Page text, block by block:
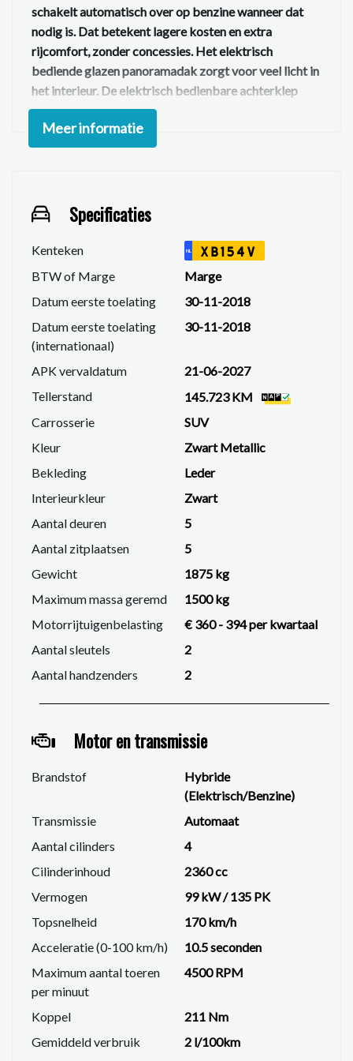
schakelt automatisch over op benzine wanneer dat
nodig is. Dat betekent lagere kosten en extra
rijcomfort, zonder concessies. Het elektrisch
bediende glazen panoramadak zorgt voor veel licht in
het interieur. De elektrisch bedienbare achterklep
maakt laden eenvoudig. Het lederen interieur geeft de
auto een luxe uitstraling. Bestuurder en bijrijder zitten
comfortabel dankzij de verwarmbare voorstoelen.
Plug-in hybride aandrijving
Elektrisch bediend glazen panoramadak
Elektrisch bedienbare achterklep
Verwarmbare voorstoelen
18 inch lichtmetalen velgen
LED koplampen en LED-achterlichten
Donker getint glas achter
In delen neerklapbare achterbank
Comfort & technologie
Navigatiesysteem
Audiosysteem met DAB
Bediening via het stuur
Regensensor
Automatisch dimmende binnenspiegel
Schakelpaddles aan het stuur
Veiligheid
Lane keeping assist
Forward collision warning
Brake assist
Isofix-aansluitingen
Onderhoud & historie
Laatste onderhoud uitgevoerd op 04-06-2024
Tellerstand bij laatste service 116.608 km
Kortom
PHEV met luxe uitrusting, veel ruimte en een
efficiënte hybride aandrijflijn. Geschikt voor dagelijks
gebruik én langere ritten.
Wil je deze Outlander zelf ervaren. Neem contact met
ons op en plan een proefrit.
We hebben ons uiterste best gedaan om alle
Meer informatie
Specificaties
Kenteken NL XB154V
BTW of Marge
Marge
Datum eerste toelating
30-11-2018
Datum eerste toelating
(internationaal)
30-11-2018
APK vervaldatum
21-06-2027
Tellerstand
145.723 KM
Carrosserie
SUV
Kleur
Zwart Metallic
Bekleding
Leder
Interieurkleur
Zwart
Aantal deuren
5
Aantal zitplaatsen
5
Gewicht
1875 kg
Maximum massa geremd
1500 kg
Motorrijtuigenbelasting
€ 360 - 394 per kwartaal
Aantal sleutels
2
Aantal handzenders
2
Motor en transmissie
Brandstof
Hybride
(Elektrisch/Benzine)
Transmissie
Automaat
Aantal cilinders
4
Cilinderinhoud
2360 cc
Vermogen
99 kW / 135 PK
Topsnelheid
170 km/h
Acceleratie (0-100 km/h)
10.5 seconden
Maximum aantal toeren
per minuut
4500 RPM
Koppel
211 Nm
Gemiddeld verbruik
2 l/100km